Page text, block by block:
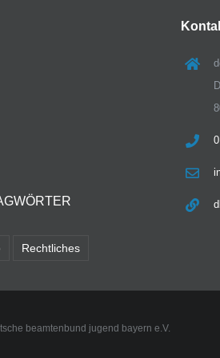
Rechtliches
beamtenbund jugend bayern e.V.